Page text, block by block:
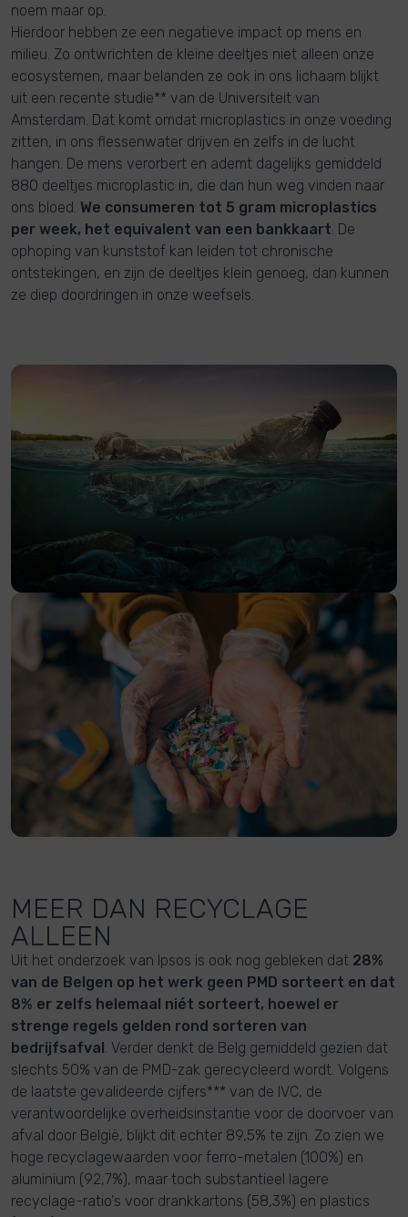
noem maar op.
Hierdoor hebben ze een negatieve impact op mens en
milieu. Zo ontwrichten de kleine deeltjes niet alleen onze
ecosystemen, maar belanden ze ook in ons lichaam blijkt
uit een recente studie** van de Universiteit van
Amsterdam. Dat komt omdat microplastics in onze voeding
zitten, in ons flessenwater drijven en zelfs in de lucht
hangen. De mens verorbert en ademt dagelijks gemiddeld
880 deeltjes microplastic in, die dan hun weg vinden naar
ons bloed. We consumeren tot 5 gram microplastics
per week, het equivalent van een bankkaart. De
ophoping van kunststof kan leiden tot chronische
ontstekingen, en zijn de deeltjes klein genoeg, dan kunnen
ze diep doordringen in onze weefsels.
MEER DAN RECYCLAGE
ALLEEN
Uit het onderzoek van Ipsos is ook nog gebleken dat 28%
van de Belgen op het werk geen PMD sorteert en dat
8% er zelfs helemaal niét sorteert, hoewel er
strenge regels gelden rond sorteren van
bedrijfsafval . Verder denkt de Belg gemiddeld gezien dat
slechts 50% van de PMD-zak gerecycleerd wordt. Volgens
de laatste gevalideerde cijfers*** van de IVC, de
verantwoordelijke overheidsinstantie voor de doorvoer van
afval door België, blijkt dit echter 89,5% te zijn. Zo zien we
hoge recyclagewaarden voor ferro-metalen (100%) en
aluminium (92,7%), maar toch substantieel lagere
recyclage-ratio's voor drankkartons (58,3%) en plastics